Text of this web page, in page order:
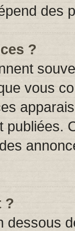
des
?
vous
publiées.
?
dessous